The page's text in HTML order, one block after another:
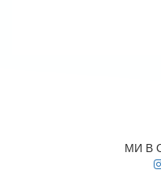
МИ В